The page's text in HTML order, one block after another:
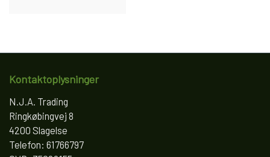
Kontaktoplysninger
N.J.A. Trading
Ringkøbingvej 8
4200 Slagelse
Telefon: 61766797